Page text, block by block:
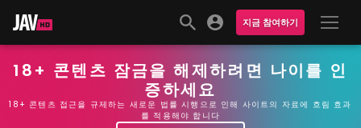
지금 참여하기
18+ 콘텐츠 잠금을 해제하려면 나이를 인
증하세요
18+ 콘텐츠 접근을 규제하는 새로운 법률 시행으로 인해 사이트의 자료에 흐림 효과
를 적용해야 합니다